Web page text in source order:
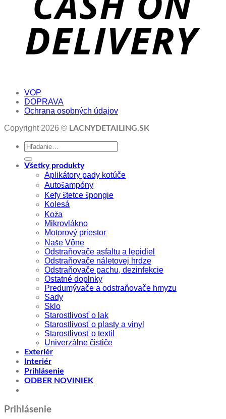
VOP
DOPRAVA
Ochrana osobných údajov
Copyright 2026 © LACNYDETAILING.SK
Hľadať:
Všetky produkty
Aplikátory pady kotúče
Autošampóny
Kefy štetce špongie
Kolesá
Koža
Mikrovlákno
Motorový priestor
Naše Vône
Odstraňovače asfaltu a lepidiel
Odstraňovače náletovej hrdze
Odstraňovače pachu, dezinfekcie
Ostatné doplnky
Predumývače a odstraňovače hmyzu
Sady
Sklo
Starostlivosť o lak
Starostlivosť o plasty a vinyl
Starostlivosť o textil
Univerzálne čističe
Exteriér
Interiér
Prihlásenie
ODBER NOVINIEK
Prihlásenie